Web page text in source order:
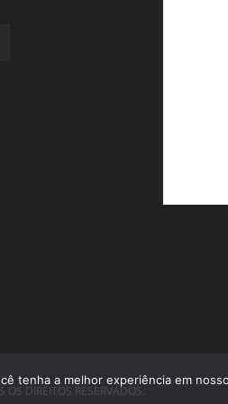
DIREITOS RESERVADOS.
tenha a melhor experiência em